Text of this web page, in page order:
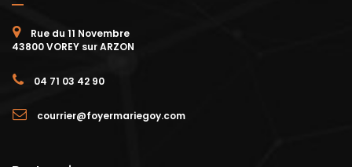
Rue du 11 Novembre
43800 VOREY sur ARZON
04 71 03 42 90
courrier@foyermariegoy.com